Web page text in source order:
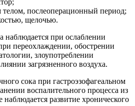
послеоперационный период;
щелочью.
наблюдается при ослаблении
переохлаждении, обострении
злоупотреблении
загрязненного воздуха.
сока при гастроэзофагеальном
воспалительного процесса из
развитие хронического